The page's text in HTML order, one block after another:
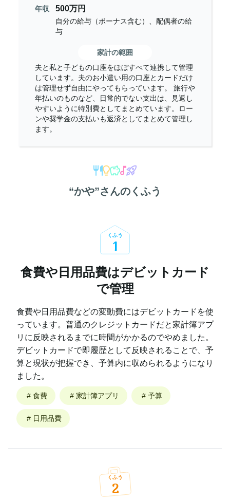
年収 500万円
自分の給与（ボーナス含む）、配偶者の給
与
家計の範囲
夫と私と子どもの口座をほぼすべて連携して管理
しています。夫のお小遣い用の口座とカードだけ
は管理せず自由にやってもらっています。 旅行や
年払いのものなど、日常的でない支出は、見返し
やすいように特別費としてまとめています。ロー
ンや奨学金の支払いも返済としてまとめて管理し
ます。
“かや”さんのくふう
くふう
1
食費や日用品費はデビットカード
で管理
食費や日用品費などの変動費にはデビットカードを使
っています。普通のクレジットカードだと家計簿アプ
リに反映されるまでに時間がかかるのでやめました。
デビットカードで即履歴として反映されることで、予
算と現状が把握でき、予算内に収められるようになり
ました。
# 食費 # 家計簿アプリ # 予算
# 日用品費
くふう
2